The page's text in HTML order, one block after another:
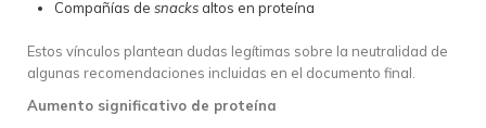
Compañías de snacks altos en proteína
Estos vínculos plantean dudas legítimas sobre la neutralidad de
algunas recomendaciones incluidas en el documento final.
Aumento significativo de proteína